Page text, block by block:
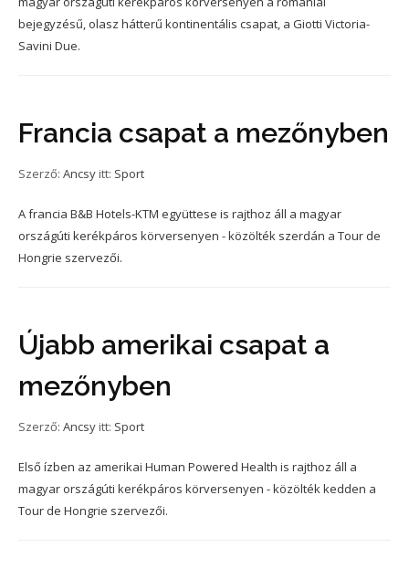
bejegyzésű, olasz hátterű kontinentális csapat, a Giotti Victoria-
Savini Due.
Francia csapat a mezőnyben
Szerző: Ancsy itt: Sport
A francia B&B Hotels-KTM együttese is rajthoz áll a magyar
országúti kerékpáros körversenyen - közölték szerdán a Tour de
Hongrie szervezői.
Újabb amerikai csapat a
mezőnyben
Szerző: Ancsy itt: Sport
Első ízben az amerikai Human Powered Health is rajthoz áll a
magyar országúti kerékpáros körversenyen - közölték kedden a
Tour de Hongrie szervezői.